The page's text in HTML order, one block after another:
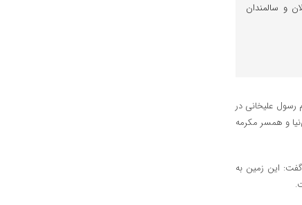
و سالمندان
رسول علیخانی در
و همسر مکرمه
میلیارد ریال اعلام کرد و گفت: این زمین به